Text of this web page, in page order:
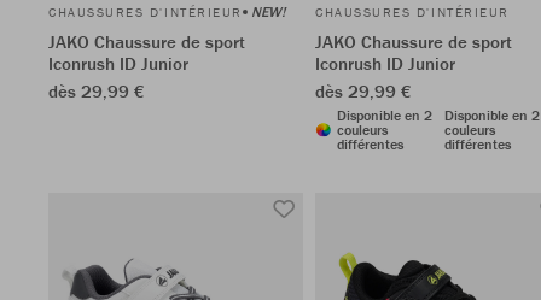
CHAUSSURES D'INTÉRIEUR NEW!
JAKO Chaussure de sport
Iconrush ID Junior
dès 29,99 €
CHAUSSURES D'INTÉRIEUR
JAKO Chaussure de sport
Iconrush ID Junior
dès 29,99 €
Disponible en 2
couleurs
différentes
Disponible en 2
couleurs
différentes